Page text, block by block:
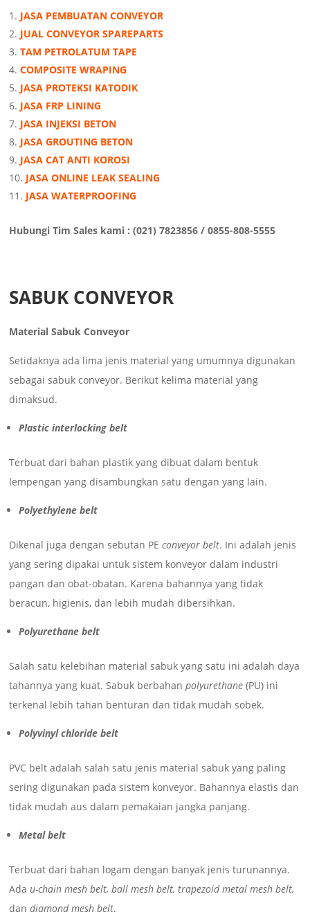
JASA PEMBUATAN CONVEYOR
JUAL CONVEYOR SPAREPARTS
TAM PETROLATUM TAPE
COMPOSITE WRAPING
JASA PROTEKSI KATODIK
JASA FRP LINING
JASA INJEKSI BETON
JASA GROUTING BETON
JASA CAT ANTI KOROSI
JASA ONLINE LEAK SEALING
JASA WATERPROOFING
Hubungi Tim Sales kami : (021) 7823856 / 0855-808-5555
SABUK CONVEYOR
Material Sabuk Conveyor
Setidaknya ada lima jenis material yang umumnya digunakan
sebagai sabuk conveyor. Berikut kelima material yang
dimaksud.
Plastic interlocking belt
Terbuat dari bahan plastik yang dibuat dalam bentuk
lempengan yang disambungkan satu dengan yang lain.
Polyethylene belt
Dikenal juga dengan sebutan PEconveyor belt. Ini adalah jenis
yang sering dipakai untuk sistem konveyor dalam industri
pangan dan obat-obatan. Karena bahannya yang tidak
beracun, higienis, dan lebih mudah dibersihkan.
Polyurethane belt
Salah satu kelebihan material sabuk yang satu ini adalah daya
tahannya yang kuat. Sabuk berbahanpolyurethane(PU) ini
terkenal lebih tahan benturan dan tidak mudah sobek.
Polyvinyl chloride belt
PVC belt adalah salah satu jenis material sabuk yang paling
sering digunakan pada sistem konveyor. Bahannya elastis dan
tidak mudah aus dalam pemakaian jangka panjang.
Metal belt
Terbuat dari bahan logam dengan banyak jenis turunannya.
Adau-chain mesh belt, ball mesh belt, trapezoid metal mesh belt,
dandiamond mesh belt.